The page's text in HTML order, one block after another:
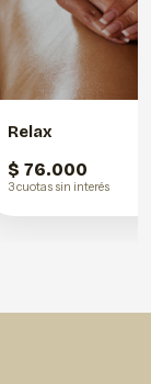
Relax
$ 76.000
3 cuotas sin interés